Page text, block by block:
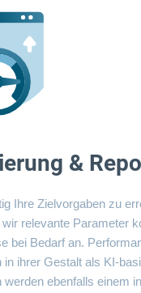
&
Ihre Zielvorgaben zu
relevante Parameter
bei Bedarf an.
in ihrer Gestalt als KI-
werden ebenfalls einem